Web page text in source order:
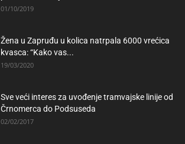
01/10/2019
Žena u Zapruđu u kolica natrpala 6000 vrećica
kvasca: “Kako vas...
19/03/2020
Sve veći interes za uvođenje tramvajske linije od
Črnomerca do Podsuseda
02/02/2017